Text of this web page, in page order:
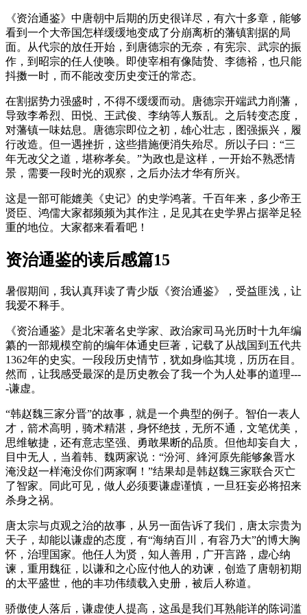
《资治通鉴》中唐朝中后期的历史很详尽，有六十多章，能够
看到一个大帝国怎样缓缓地变成了分崩离析的藩镇割据的局
面。从代宗的放任开始，到唐德宗的无奈，有宪宗、武宗的振
作，到昭宗的任人使唤。即使宰相有像陆贽、李德裕，也只能
抖擞一时，而不能改变历史变迁的常态。
在割据势力强盛时，不得不缓缓而动。唐德宗开端武力削藩，
导致李希烈、田悦、王武俊、李纳等人叛乱。之后转变态度，
对藩镇一味姑息。唐德宗即位之初，雄心壮志，图强振兴，履
行改造。但一遇挫折，这些措施便消失殆尽。所以子曰：“三
年无改父之道，堪称孝矣。”为政也是这样，一开始不熟悉情
景，需要一段时光的观察，之后办法才华有所兴。
这是一部可能媲美《史记》的史学鸿著。千百年来，多少帝王
贤臣、鸿儒大家都频频为其作注，足见其在史学界占据举足轻
重的地位。大家都来看看吧！
资治通鉴的读后感篇15
暑假期间，我认真拜读了青少版《资治通鉴》，受益匪浅，让
我爱不释手。
《资治通鉴》是北宋著名史学家、政治家司马光历时十九年编
纂的一部规模空前的编年体通史巨著，记载了从战国到五代共
1362年的史实。一段段历史情节，犹如身临其境，历历在目。
然而，让我感受最深的是历史教会了我一个为人处事的道理---
-谦虚。
“韩赵魏三家分晋”的故事，就是一个典型的例子。智伯一表人
才，箭术高明，骑术精湛，身怀绝技，无所不通，文笔优美，
思维敏捷，还有意志坚强、勇敢果断的品质。但他却妄自大，
目中无人，当着韩、魏两家说：“汾河、綘河原先能够象晋水
淹没赵一样淹没你们两家啊！”结果却是韩赵魏三家联合灭亡
了智家。同此可见，做人必须要谦虚谨慎，一旦狂妄必将招来
杀身之祸。
唐太宗与贞观之治的故事，从另一面告诉了我们，唐太宗贵为
天子，却能以谦虚的态度，有“海纳百川，有容乃大”的博大胸
怀，治理国家。他任人为贤，知人善用，广开言路，虚心纳
谏，重用魏征，以谦和之心应付他人的劝谏，创造了唐朝初期
的太平盛世，他的丰功伟绩载入史册，被后人称道。
骄傲使人落后，谦虚使人提高，这虽是我们耳熟能详的陈词滥